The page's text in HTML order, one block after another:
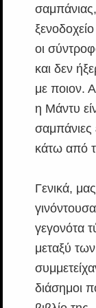
ξενοδοχείο
οι
και δεν
με ποιον.
η Μάντυ
σαμπάνιες
κάτω από
Γενικά, μας
γεγονότα
μεταξύ
διάσημοι